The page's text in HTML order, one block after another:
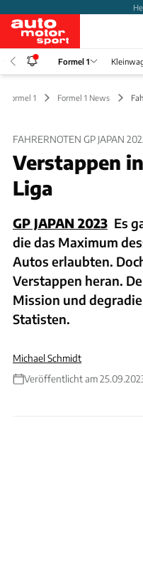
Formel 1
Formel 1 Formel 1 News
FAHRERNOTEN GP JAPAN
Verstappen
Liga
GP JAPAN 2023 Es
die das Maximum
Autos erlaubten.
Verstappen heran.
Mission und
Statisten.
Michael Schmidt
Veröffentlicht am